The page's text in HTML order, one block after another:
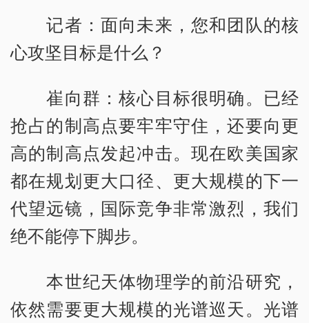
记者：面向未来，您和团队的核
心攻坚目标是什么？
崔向群：核心目标很明确。已经
抢占的制高点要牢牢守住，还要向更
高的制高点发起冲击。现在欧美国家
都在规划更大口径、更大规模的下一
代望远镜，国际竞争非常激烈，我们
绝不能停下脚步。
本世纪天体物理学的前沿研究，
依然需要更大规模的光谱巡天。光谱